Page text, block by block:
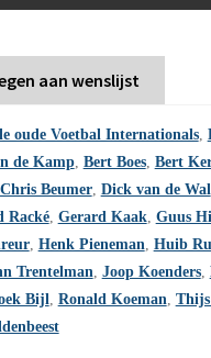
aan wenslijst
oude Voetbal Internationals,
de Kamp, Bert Boes, Bert
Chris Beumer, Dick van de Wal
Racké, Gerard Kaak, Guus
, Henk Pieneman, Huib
Trentelman, Joop Koenders,
Bijl, Ronald Koeman,